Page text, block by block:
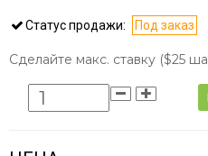
Статус продажи: Под заказ
Сделайте макс. ставку ($25